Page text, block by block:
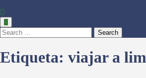
Search
Etiqueta: viajar a